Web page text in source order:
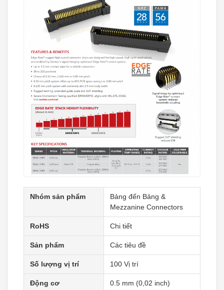
Nhóm sản phẩm
Bảng đến Bảng &
Mezzanine Connectors
RoHS Chi tiết
Sản phẩm Các tiêu đề
Số lượng vị trí 100 Vị trí
Động cơ 0.5 mm (0,02 inch)